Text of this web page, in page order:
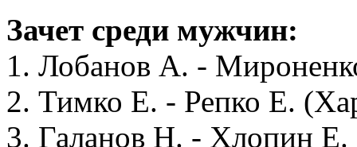
Зачет среди мужчин:
1. Лобанов А. -
2. Тимко Е. - Репко Е.
3. Галанов Н. - Хлопин